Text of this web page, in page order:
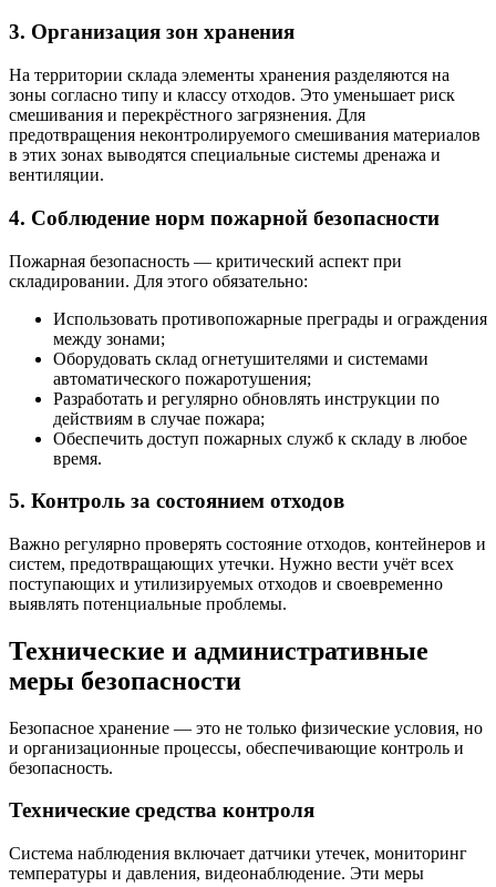
3. Организация зон хранения
На территории склада элементы хранения разделяются на
зоны согласно типу и классу отходов. Это уменьшает риск
смешивания и перекрёстного загрязнения. Для
предотвращения неконтролируемого смешивания материалов
в этих зонах выводятся специальные системы дренажа и
вентиляции.
4. Соблюдение норм пожарной безопасности
Пожарная безопасность — критический аспект при
складировании. Для этого обязательно:
Использовать противопожарные преграды и ограждения
между зонами;
Оборудовать склад огнетушителями и системами
автоматического пожаротушения;
Разработать и регулярно обновлять инструкции по
действиям в случае пожара;
Обеспечить доступ пожарных служб к складу в любое
время.
5. Контроль за состоянием отходов
Важно регулярно проверять состояние отходов, контейнеров и
систем, предотвращающих утечки. Нужно вести учёт всех
поступающих и утилизируемых отходов и своевременно
выявлять потенциальные проблемы.
Технические и административные
меры безопасности
Безопасное хранение — это не только физические условия, но
и организационные процессы, обеспечивающие контроль и
безопасность.
Технические средства контроля
Система наблюдения включает датчики утечек, мониторинг
температуры и давления, видеонаблюдение. Эти меры